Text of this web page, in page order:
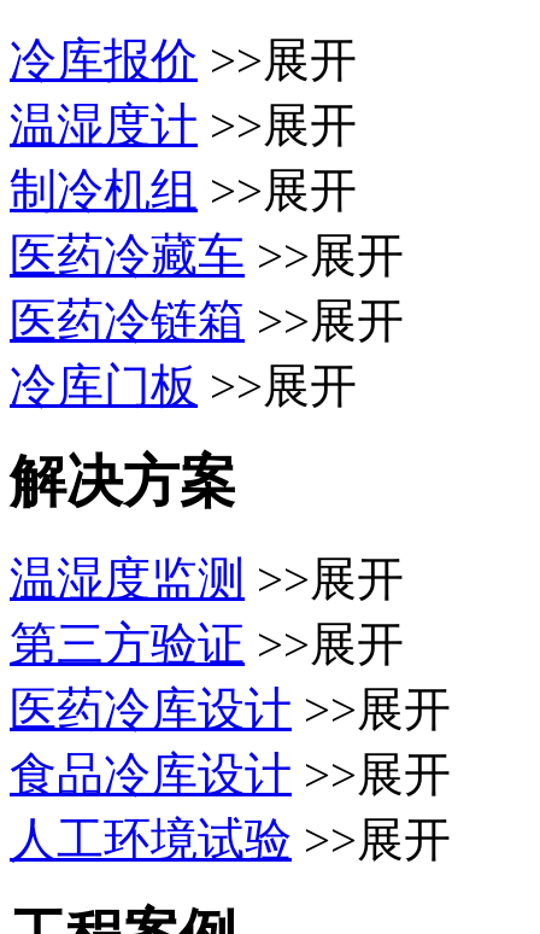
冷库报价 >>展开
温湿度计 >>展开
制冷机组 >>展开
医药冷藏车 >>展开
医药冷链箱 >>展开
冷库门板 >>展开
解决方案
温湿度监测 >>展开
第三方验证 >>展开
医药冷库设计 >>展开
食品冷库设计 >>展开
人工环境试验 >>展开